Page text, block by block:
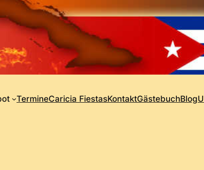
TermineCaricia FiestasKontaktGästebuchBlog